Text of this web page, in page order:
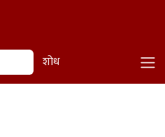
शोध